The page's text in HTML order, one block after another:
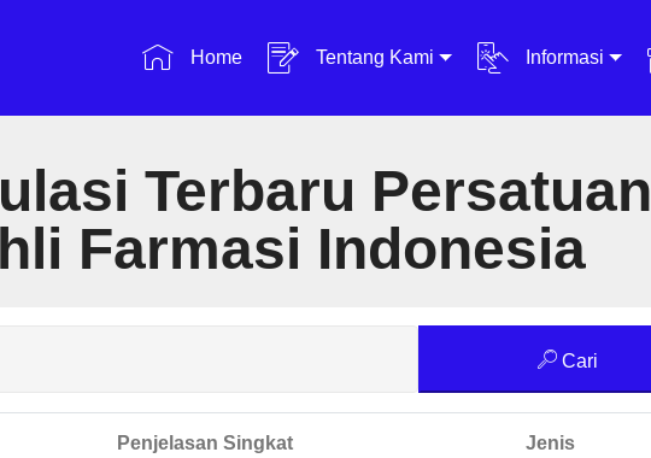
Home Tentang Kami Informasi
Terbaru Persatuan
Farmasi Indonesia
Cari
Penjelasan Singkat Jenis